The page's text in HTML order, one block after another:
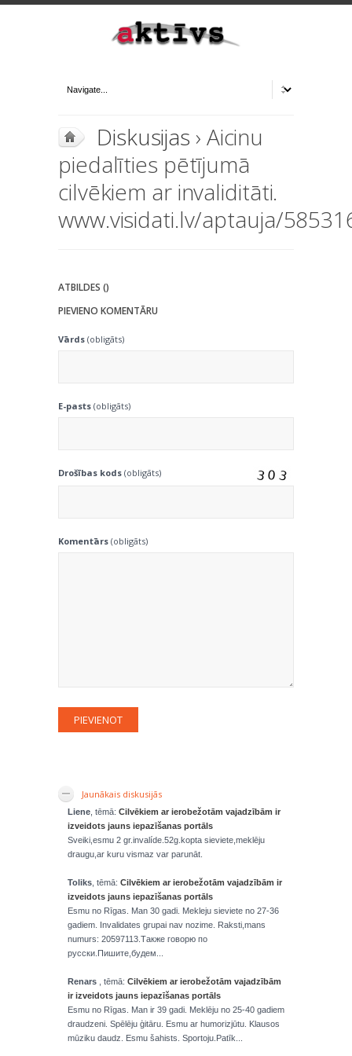
Diskusijas › Aicinu
piedalīties pētījumā
cilvēkiem ar invaliditāti.
www.visidati.lv/aptauja/
ATBILDES ()
PIEVIENO KOMENTĀRU
Vārds (obligāts)
E-pasts (obligāts)
Drošības kods (obligāts)
Komentārs (obligāts)
Jaunākais diskusijās
Liene , tēmā: Cilvēkiem ar ierobežotām vajadzībām ir
izveidots jauns iepazīšanas portāls
Sveiki,esmu 2 gr.invalíde.52g.kopta sieviete,meklēju
draugu,ar kuru vismaz var parunāt.
Toliks , tēmā: Cilvēkiem ar ierobežotām vajadzībām ir
izveidots jauns iepazīšanas portāls
Esmu no Rīgas. Man 30 gadi. Mekleju sieviete no 27-36
gadiem. Invalidates grupai nav nozime. Raksti,mans
numurs: 20597113.Также говорю по
русски.Пишите,будем...
Renars , tēmā: Cilvēkiem ar ierobežotām vajadzībām
ir izveidots jauns iepazīšanas portāls
Esmu no Rīgas. Man ir 39 gadi. Meklēju no 25-40 gadiem
draudzeni. Spēlēju ģitāru. Esmu ar humorizjūtu. Klausos
mūziku daudz. Esmu šahists. Sportoju.Patīk...